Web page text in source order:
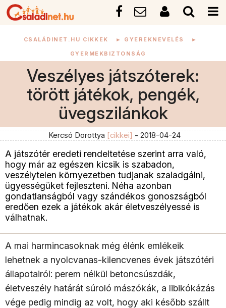
CSALÁDINET.HU CIKKEK ► GYEREKNEVELÉS ►
GYERMEKBIZTONSÁG
Veszélyes játszóterek:
törött játékok, pengék,
üvegszilánkok
Kercsó Dorottya [cikkei] - 2018-04-24
A játszótér eredeti rendeltetése szerint arra való,
hogy már az egészen kicsik is szabadon,
veszélytelen környezetben tudjanak szaladgálni,
ügyességüket fejleszteni. Néha azonban
gondatlanságból vagy szándékos gonoszságból
eredően ezek a játékok akár életveszélyessé is
válhatnak.
A mai harmincasoknak még élénk emlékeik
lehetnek a nyolcvanas-kilencvenes évek játszótéri
állapotairól: perem nélkül betoncsúszdák,
életveszély határát súroló mászókák, a libikókázás
vége pedig mindig az volt, hogy aki később szállt